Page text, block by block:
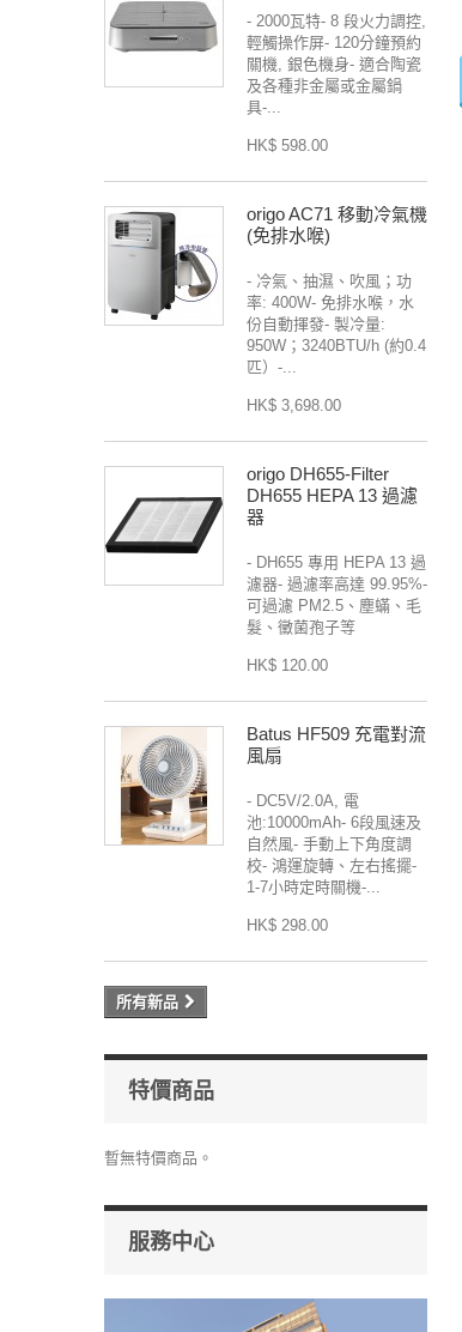
- 2000瓦特- 8 段火力調控,
輕觸操作屏- 120分鐘預約
關機, 銀色機身- 適合陶瓷
及各種非金屬或金屬鍋
具-...
HK$ 598.00
origo AC71 移動冷氣機
(免排水喉)
- 冷氣、抽濕、吹風；功
率: 400W- 免排水喉，水
份自動揮發- 製冷量:
950W；3240BTU/h (約0.4
匹）-...
HK$ 3,698.00
origo DH655-Filter
DH655 HEPA 13 過濾
器
- DH655 專用 HEPA 13 過
濾器- 過濾率高達 99.95%-
可過濾 PM2.5、塵蟎、毛
髮、黴菌孢子等
HK$ 120.00
Batus HF509 充電對流
風扇
- DC5V/2.0A, 電
池:10000mAh- 6段風速及
自然風- 手動上下角度調
校- 鴻運旋轉、左右搖擺-
1-7小時定時關機-...
HK$ 298.00
所有新品
特價商品
暫無特價商品。
服務中心